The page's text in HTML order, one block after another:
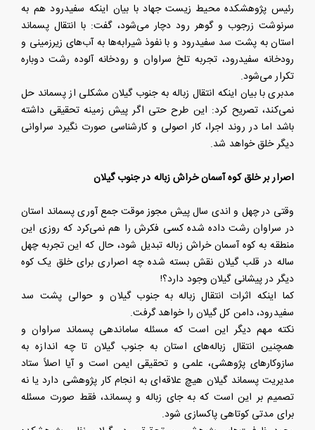
رئیس پژوهشکده محیط زیست جهاد با بیان اینکه سفیدرود هم به
سرنوشت زرجوب و گوهر رود دچار می‌شود، گفت: با انتقال پسماند
استان به پشت سد سفیدرود و با نفوذ شیرابه‌ها به آب‌های زیرزمینی و
رودخانه سفیدرود، تجربه تلخ سراوان و رودخانه آلوده رشت دوباره
تکرار می‌شود.
مدبری با بیان اینکه انتقال زباله به جنوب گیلان مشکلی از پسماند حل
نمی‌کند، تصریح کرد: این طرح حتی اگر پیش زمینه تحقیقی داشته
باشد اما در روند اجرا، کار اصولی و کارشناسی صورت نگیرد سراوانی
دیگر خلق خواهد شد.
اصرار بر خلق کوه آسمان خراش زباله در جنوب گیلان
وقتی در چهل و اندی سال پیش مجوز موقت جمع آوری پسماند استان
در سراوان رشت داده شده کسی فکرش را هم نمی‌کرد که روزی این
منطقه به کوه آسمان خراش زباله تبدیل شود، حال که این تجربه چهل
ساله در قلب گیلان نقش بسته شده چه اصراری برای خلق یک کوه
دیگر در پیشانی گیلان وجود دارد؟!
کما اینکه اثرات انتقال زباله به جنوب گیلان و حوالی پشت سد
سفیدرود، دامن کل گیلان را خواهد گرفت.
نکته مهم دیگر این است که مسئله ساماندهی پسماند سراوان و
همچنین انتقال زباله‌های استان به جنوب گیلان تا چه اندازه به
سازوکارهای پژوهشی، علمی و تحقیقی ایمن است و آیا اصلاً ستاد
مدیریت پسماند گیلان هیچ علاقه‌ای به انجام کار پژوهشی دارد یا نه
تصمیم بر این است که به جای زباله و پسماند، فقط صورت مسئله
برای مدتی کوتاهی پاکسازی شود.